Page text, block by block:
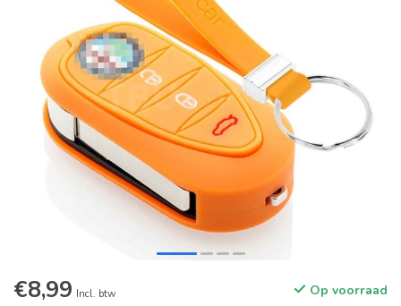
€8,99 Incl. btw Op voorraad